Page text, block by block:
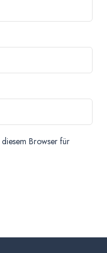
Browser für